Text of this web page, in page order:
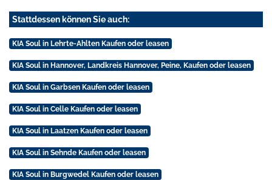
Stattdessen können Sie auch:
KIA Soul in Lehrte-Ahlten Kaufen oder leasen
KIA Soul in Hannover, Landkreis Hannover, Peine, Kaufen oder leasen
KIA Soul in Garbsen Kaufen oder leasen
KIA Soul in Celle Kaufen oder leasen
KIA Soul in Laatzen Kaufen oder leasen
KIA Soul in Sehnde Kaufen oder leasen
KIA Soul in Burgwedel Kaufen oder leasen